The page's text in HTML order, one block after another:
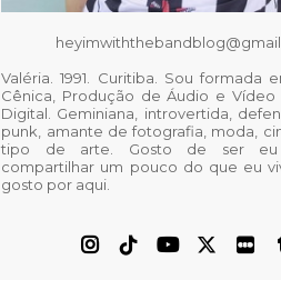
Valéria. 1991. Curitiba. Sou formada
Cênica, Produção de Áudio e Vídeo
Digital. Geminiana, introvertida,
punk, amante de fotografia, moda,
tipo de arte. Gosto de ser eu
compartilhar um pouco do que eu
gosto por aqui.